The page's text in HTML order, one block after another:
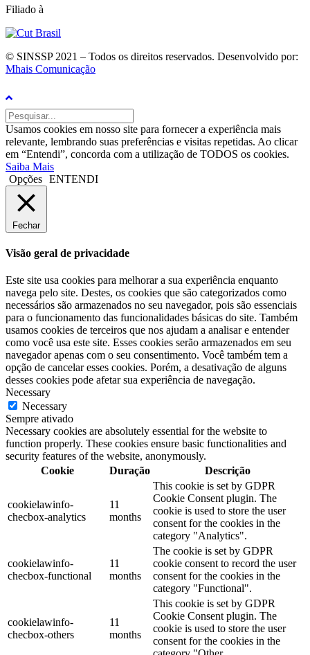
Filiado à
© SINSSP 2021 – Todos os direitos reservados. Desenvolvido por:
Mhais Comunicação
Usamos cookies em nosso site para fornecer a experiência mais
relevante, lembrando suas preferências e visitas repetidas. Ao clicar
em “Entendi”, concorda com a utilização de TODOS os cookies.
Saiba Mais
Opções ENTENDI
Fechar
Visão geral de privacidade
Este site usa cookies para melhorar a sua experiência enquanto
navega pelo site. Destes, os cookies que são categorizados como
necessários são armazenados no seu navegador, pois são essenciais
para o funcionamento das funcionalidades básicas do site. Também
usamos cookies de terceiros que nos ajudam a analisar e entender
como você usa este site. Esses cookies serão armazenados em seu
navegador apenas com o seu consentimento. Você também tem a
opção de cancelar esses cookies. Porém, a desativação de alguns
desses cookies pode afetar sua experiência de navegação.
Necessary
Necessary
Sempre ativado
Necessary cookies are absolutely essential for the website to
function properly. These cookies ensure basic functionalities and
security features of the website, anonymously.
Cookie
Duração Descrição
cookielawinfo-
checbox-analytics
11
months
This cookie is set by GDPR
Cookie Consent plugin. The
cookie is used to store the user
consent for the cookies in the
category "Analytics".
cookielawinfo-
checbox-functional
11
months
The cookie is set by GDPR
cookie consent to record the user
consent for the cookies in the
category "Functional".
cookielawinfo-
checbox-others
11
months
This cookie is set by GDPR
Cookie Consent plugin. The
cookie is used to store the user
consent for the cookies in the